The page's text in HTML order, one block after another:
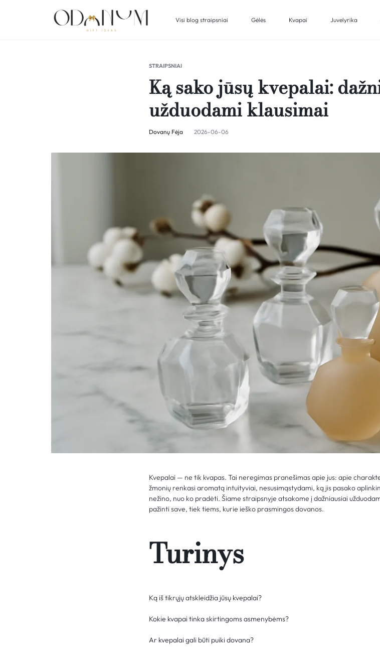
Visi blog straipsniai Gėlės Kvapai Juvelyrika
STRAIPSNIAI
Ką sako jūsų kvepalai:
užduodami klausimai
Dovanų Fėja 2026-06-06
Kvepalai — ne tik kvapas. Tai neregimas pranešimas apie jus: apie
žmonių renkasi aromatą intuityviai, nesusimąstydami, ką jis pasako
nežino, nuo ko pradėti. Šiame straipsnyje atsakome į dažniausiai
pažinti save, tiek tiems, kurie ieško prasmingos dovanos.
Turinys
Ką iš tikrųjų atskleidžia jūsų kvepalai?
Kokie kvapai tinka skirtingoms asmenybėms?
Ar kvepalai gali būti puiki dovana?